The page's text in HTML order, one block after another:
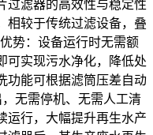
过滤器的高效性与稳定性
相较于传统过滤设备，叠
势：设备运行时无需额
可实现污水净化，降低处
功能可根据滤筒压差自动
无需停机、无需人工清
运行，大幅提升再生水产